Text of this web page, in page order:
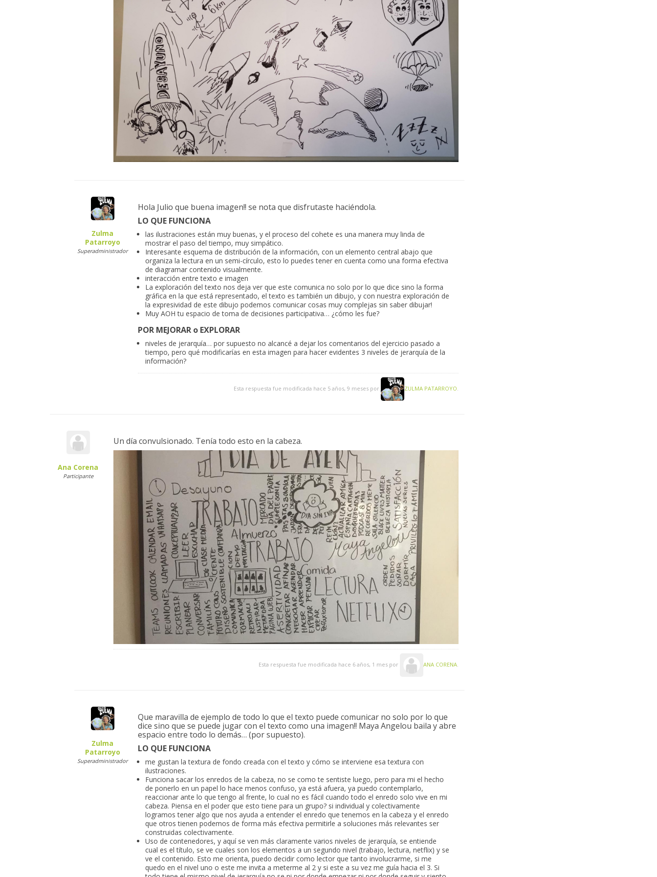
Zulma
Patarroyo
Superadministrador
Hola Julio que buena imagen!! se nota que disfrutaste haciéndola.
LO QUE FUNCIONA
las ilustraciones están muy buenas, y el proceso del cohete es una manera muy linda de
mostrar el paso del tiempo, muy simpático.
Interesante esquema de distribución de la información, con un elemento central abajo que
organiza la lectura en un semi-círculo, esto lo puedes tener en cuenta como una forma efectiva
de diagramar contenido visualmente.
interacción entre texto e imagen
La exploración del texto nos deja ver que este comunica no solo por lo que dice sino la forma
gráfica en la que está representado, el texto es también un dibujo, y con nuestra exploración de
la expresividad de este dibujo podemos comunicar cosas muy complejas sin saber dibujar!
Muy AOH tu espacio de toma de decisiones participativa… ¿cómo les fue?
POR MEJORAR o EXPLORAR
niveles de jerarquía… por supuesto no alcancé a dejar los comentarios del ejercicio pasado a
tiempo, pero qué modificarías en esta imagen para hacer evidentes 3 niveles de jerarquía de la
información?
Esta respuesta fue modificada hace 5 años, 9 meses por ZULMA PATARROYO
Ana Corena
Participante
Un día convulsionado. Tenía todo esto en la cabeza.
Esta respuesta fue modificada hace 6 años, 1 mes por ANA CORENA.
Zulma
Patarroyo
Superadministrador
Que maravilla de ejemplo de todo lo que el texto puede comunicar no solo por lo que
dice sino que se puede jugar con el texto como una imagen!! Maya Angelou baila y abre
espacio entre todo lo demás… (por supuesto).
LO QUE FUNCIONA
me gustan la textura de fondo creada con el texto y cómo se interviene esa textura con
ilustraciones.
Funciona sacar los enredos de la cabeza, no se como te sentiste luego, pero para mi el hecho
de ponerlo en un papel lo hace menos confuso, ya está afuera, ya puedo contemplarlo,
reaccionar ante lo que tengo al frente, lo cual no es fácil cuando todo el enredo solo vive en mi
cabeza. Piensa en el poder que esto tiene para un grupo? si individual y colectivamente
logramos tener algo que nos ayuda a entender el enredo que tenemos en la cabeza y el enredo
que otros tienen podemos de forma más efectiva permitirle a soluciones más relevantes ser
construidas colectivamente.
Uso de contenedores, y aquí se ven más claramente varios niveles de jerarquía, se entiende
cual es el título, se ve cuales son los elementos a un segundo nivel (trabajo, lectura, netflix) y se
ve el contenido. Esto me orienta, puedo decidir como lector que tanto involucrarme, si me
quedo en el nivel uno o este me invita a meterme al 2 y si este a su vez me guía hacia el 3. Si